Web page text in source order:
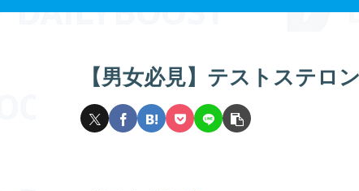
【男女必見】テストステロ